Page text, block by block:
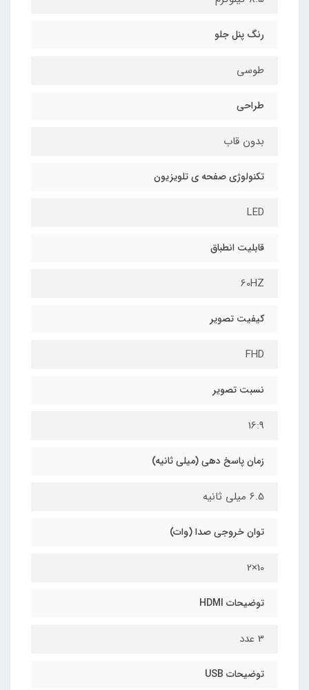
رنگ پنل جلو
طوسی
طراحی
بدون قاب
تکنولوژی صفحه ی تلویزیون
LED
قابلیت انطباق
60HZ
کیفیت تصویر
FHD
نسبت تصویر
16:9
زمان پاسخ دهی (میلی ثانیه)
6.5 میلی ثانیه
توان خروجی صدا (وات)
10×2
توضیحات HDMI
3 عدد
توضیحات USB